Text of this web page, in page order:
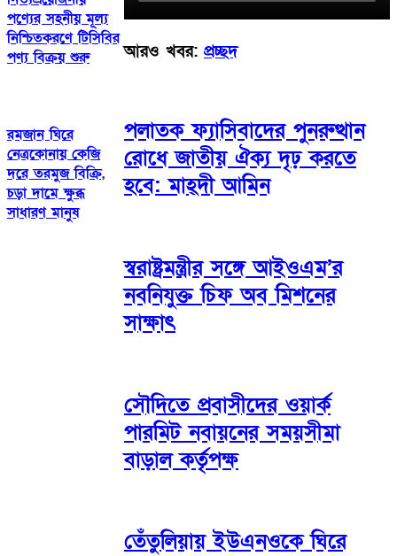
পণ্যের সহনীয় মূল্য
নিশ্চিতকরণে টিসিবির
পণ্য বিক্রয় শুরু
রমজান ঘিরে
নেত্রকোনায় কেজি
দরে তরমুজ বিক্রি,
চড়া দামে ক্ষুব্ধ
সাধারণ মানুষ
আরও খবর: প্রচ্ছদ
পলাতক ফ্যাসিবাদের পুনরুত্থান
রোধে জাতীয় ঐক্য দৃঢ় করতে
হবে: মাহ্দী আমিন
স্বরাষ্ট্রমন্ত্রীর সঙ্গে আইওএম’র
নবনিযুক্ত চিফ অব মিশনের
সাক্ষাৎ
সৌদিতে প্রবাসীদের ওয়ার্ক
পারমিট নবায়নের সময়সীমা
বাড়াল কর্তৃপক্ষ
তেঁতুলিয়ায় ইউএনওকে ঘিরে